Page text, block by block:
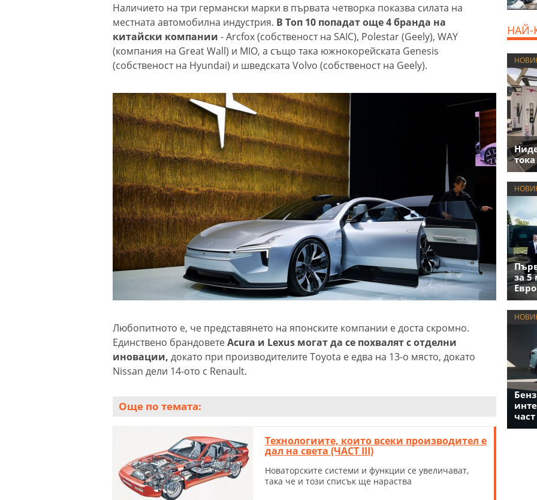
Наличието на три германски марки в първата четворка показва силата на
местната автомобилна индустрия. В Топ 10 попадат още 4 бранда на
китайски компании - Arcfox (собственост на SAIC), Polestar (Geely), WAY
(компания на Great Wall) и MIO, а също така южнокорейската Genesis
(собственост на Hyundai) и шведската Volvo (собственост на Geely).
Любопитното е, че представянето на японските компании е доста скромно.
Единствено брандоветеAcura и Lexus могат да се похвалят с отделни
иновации, докато при производителите Toyota е едва на 13-о място, докато
Nissan дели 14-ото с Renault.
Още по темата:
Технологиите, които всеки производител е
дал на света (ЧАСТ III)
Новаторските системи и функции се увеличават,
така че и този списък ще нараства
НАЙ-
за 5
част